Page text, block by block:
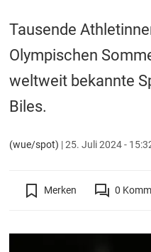
Tausende
Olympischen
weltweit bekannte
Biles.
(wue/spot) |25. Juli 2024 -
Merken 0